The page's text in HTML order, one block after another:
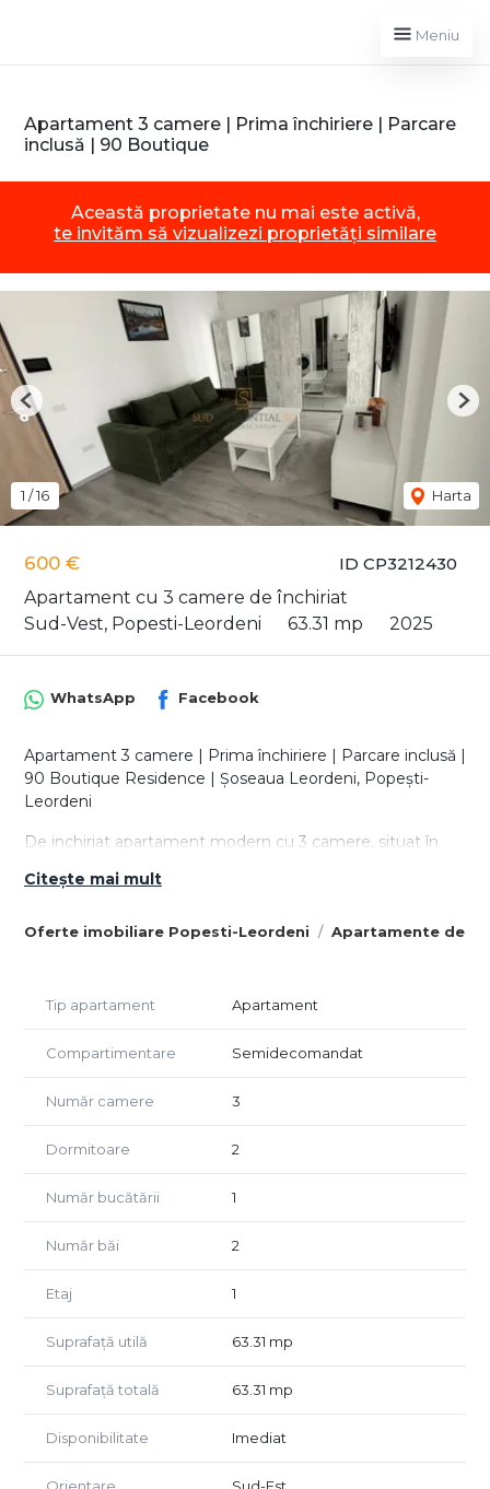
Meniu
Apartament 3 camere | Prima închiriere | Parcare
inclusă | 90 Boutique
Această proprietate nu mai este activă,
te invităm să vizualizezi proprietăți similare
ID CP3212430
600 €
Apartament cu 3 camere de închiriat
Sud-Vest, Popesti-Leordeni
63.31 mp 2025
1 /16 Harta
Previous
Oferte imobiliare Popesti-Leordeni Apartamente de
WhatsApp Facebook
Apartament 3 camere | Prima închiriere | Parcare inclusă |
90 Boutique Residence | Șoseaua Leordeni, Popești-
Leordeni
De inchiriat apartament modern cu 3 camere, situat în
Șoseaua Leordeni, în Popești-Leordeni. Locuința este
înălțime (P+3), construit în anul 2025, oferind un mediu
compartimentat.
Apartamentul este compus din două dormitoare, două
băi și o zonă de zi luminoasă, cu living și bucătărie open-
Proprietatea se închiriază complet mobilată și utilată, fiind
alese, iar amenajarea interioară oferă un ambient modern
și plăcut.
Printre avantajele locuinței se numără încălzirea în
pardoseală, aerul condiționat, contorizarea individuală
pentru utilități și locul de parcare inclus în prețul chiriei.
Toate acestea contribuie la un nivel ridicat de confort și la
costuri eficiente de întreținere pe tot parcursul anului.
Zona beneficiază de acces facil către București și către
având în apropiere magazine, supermarketuri, unități de
în comun.
Citește mai mult
Tip apartament Apartament
Compartimentare Semidecomandat
Număr camere 3
Dormitoare 2
Număr bucătării 1
Număr băi 2
Etaj 1
Suprafață utilă 63.31 mp
Suprafață totală 63.31 mp
Disponibilitate Imediat